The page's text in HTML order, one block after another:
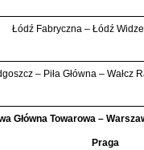
Łódź Fabryczna – Łódź
– Piła Główna –
Główna Towarowa –
Praga